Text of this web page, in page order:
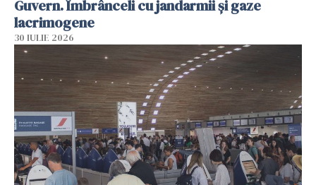
Guvern. Îmbrânceli cu jandarmii și gaze
lacrimogene
30 IULIE 2026